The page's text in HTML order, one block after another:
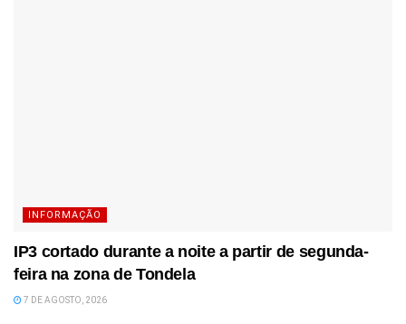
INFORMAÇÃO
IP3 cortado durante a noite a partir de segunda-
feira na zona de Tondela
7 DE AGOSTO, 2026